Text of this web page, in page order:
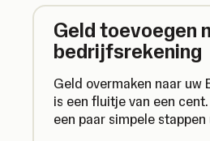
Geld toevoegen
bedrijfsrekening
Geld overmaken naar uw
is een fluitje van een
een paar simpele stappen